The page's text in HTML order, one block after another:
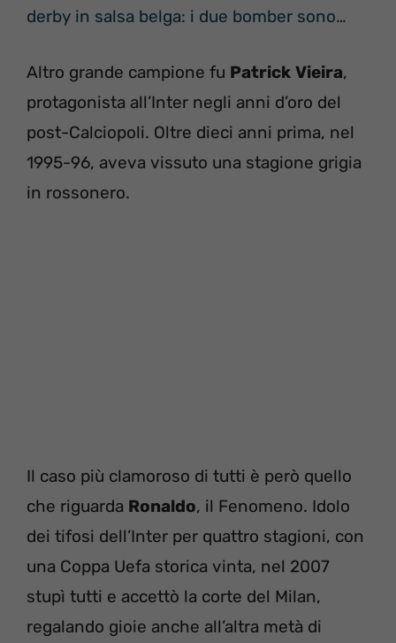
derby in salsa belga: i due bomber sono…
Altro grande campione fu Patrick Vieira,
protagonista all’Inter negli anni d’oro del
post-Calciopoli. Oltre dieci anni prima, nel
1995-96, aveva vissuto una stagione grigia
in rossonero.
Il caso più clamoroso di tutti è però quello
che riguarda Ronaldo, il Fenomeno. Idolo
dei tifosi dell’Inter per quattro stagioni, con
una Coppa Uefa storica vinta, nel 2007
stupì tutti e accettò la corte del Milan,
regalando gioie anche all’altra metà di